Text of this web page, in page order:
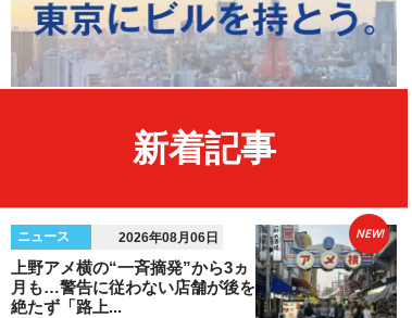
新着記事
ニュース 2026年08月06日
上野アメ横の“一斉摘発”から3ヵ
月も…警告に従わない店舗が後を
絶たず「路上...
NEW!